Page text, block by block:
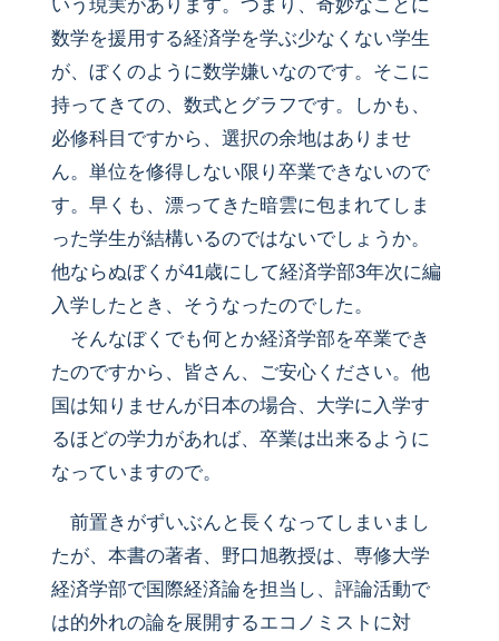
いう現実があります。つまり、奇妙なことに
数学を援用する経済学を学ぶ少なくない学生
が、ぼくのように数学嫌いなのです。そこに
持ってきての、数式とグラフです。しかも、
必修科目ですから、選択の余地はありませ
ん。単位を修得しない限り卒業できないので
す。早くも、漂ってきた暗雲に包まれてしま
った学生が結構いるのではないでしょうか。
他ならぬぼくが41歳にして経済学部3年次に編
入学したとき、そうなったのでした。
そんなぼくでも何とか経済学部を卒業でき
たのですから、皆さん、ご安心ください。他
国は知りませんが日本の場合、大学に入学す
るほどの学力があれば、卒業は出来るように
なっていますので。
前置きがずいぶんと長くなってしまいまし
たが、本書の著者、野口旭教授は、専修大学
経済学部で国際経済論を担当し、評論活動で
は的外れの論を展開するエコノミストに対